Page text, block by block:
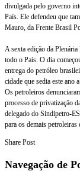
divulgada pelo governo
País. Ele defendeu que
Mauro, da Frente Brasil
A sexta edição da
todo o País. O dia
entrega do petróleo
cidade que sedia este ano
Os petroleiros
processo de privatização
delegado do Sindipetro-
para os demais petroleiras
Share Post
Navegação de